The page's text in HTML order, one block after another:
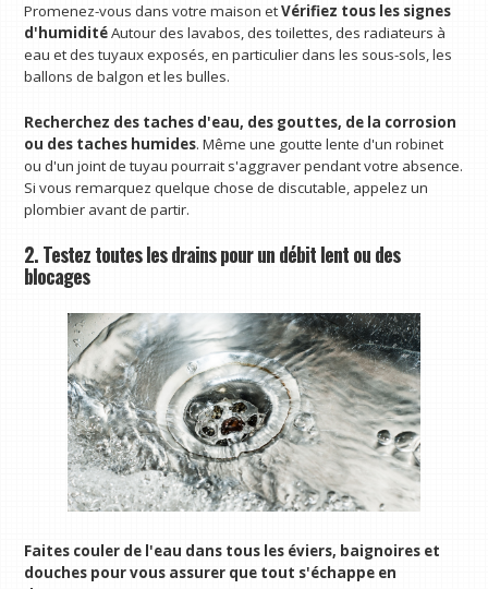
Promenez-vous dans votre maison etVérifiez tous les signes
d'humiditéAutour des lavabos, des toilettes, des radiateurs à
eau et des tuyaux exposés, en particulier dans les sous-sols, les
ballons de balgon et les bulles.
Recherchez des taches d'eau, des gouttes, de la corrosion
ou des taches humides. Même une goutte lente d'un robinet
ou d'un joint de tuyau pourrait s'aggraver pendant votre absence.
Si vous remarquez quelque chose de discutable, appelez un
plombier avant de partir.
2. Testez toutes les drains pour un débit lent ou des
blocages
Faites couler de l'eau dans tous les éviers, baignoires et
douches pour vous assurer que tout s'échappe en